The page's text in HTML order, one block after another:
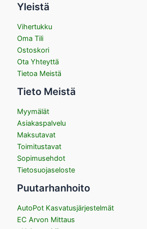
Yleistä
Vihertukku
Oma Tili
Ostoskori
Ota Yhteyttä
Tietoa Meistä
Tieto Meistä
Myymälät
Asiakaspalvelu
Maksutavat
Toimitustavat
Sopimusehdot
Tietosuojaseloste
Puutarhanhoito
AutoPot Kasvatusjärjestelmät
EC Arvon Mittaus